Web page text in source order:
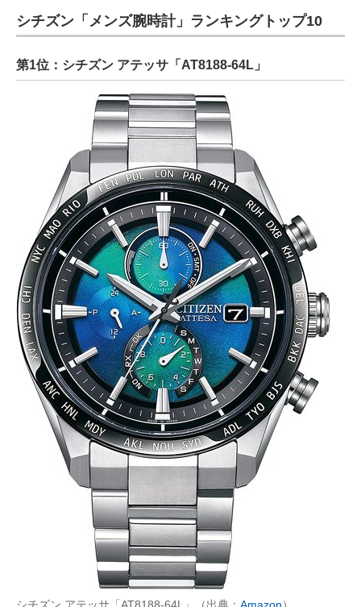
シチズン「メンズ腕時計」ランキングトップ10
第1位：シチズン アテッサ「AT8188-64L」
シチズン アテッサ「AT8188-64L」（出典： Amazon）